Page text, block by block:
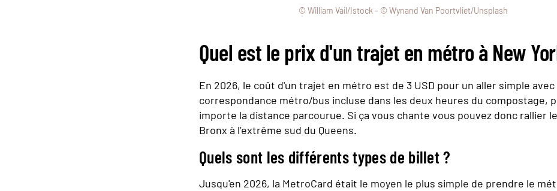
© William Vail/Istock - © Wynand Van Poortvliet/Unsplash
Quel est le prix d'un trajet en métro à New
En 2026, le coût d'un trajet en métro est de 3 USD pour un aller simple avec
correspondance métro/bus incluse dans les deux heures du compostage,
importe la distance parcourue. Si ça vous chante vous pouvez donc rallier
Bronx à l’extrême sud du Queens.
Quels sont les différents types de billet ?
Jusqu'en 2026, la MetroCard était le moyen le plus simple de prendre le